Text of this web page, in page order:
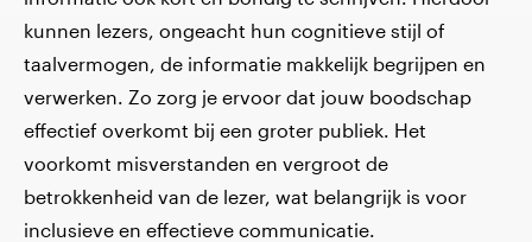
kunnen lezers, ongeacht hun cognitieve stijl of
taalvermogen, de informatie makkelijk begrijpen en
verwerken. Zo zorg je ervoor dat jouw boodschap
effectief overkomt bij een groter publiek. Het
voorkomt misverstanden en vergroot de
betrokkenheid van de lezer, wat belangrijk is voor
inclusieve en effectieve communicatie.